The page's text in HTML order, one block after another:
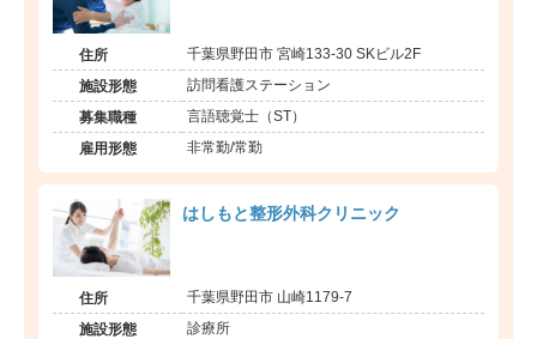
住所 千葉県野田市 宮崎133-30 SKビル2F
施設形態 訪問看護ステーション
募集職種 言語聴覚士（ST）
雇用形態 非常勤/常勤
はしもと整形外科クリニック
住所 千葉県野田市 山崎1179-7
施設形態 診療所